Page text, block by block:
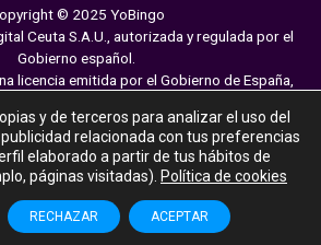
© 2025 YoBingo
Ceuta S.A.U., autorizada y regulada por el
Gobierno español.
licencia emitida por el Gobierno de España,
juegos online. El juego es una forma de
es ofrecer diversión y emoción a los
web. Juega con moderación siguiendo
para el juego responsable.
y de terceros para analizar el uso del
relacionada con tus preferencias
elaborado a partir de tus hábitos de
páginas visitadas). Política de cookies
ACEPTAR
RECHAZAR